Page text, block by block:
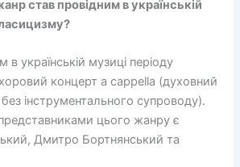
став провідним в українській
українській музиці періоду
концерт a cappella (духовний
інструментального супроводу).
цього жанру є
Дмитро Бортнянський та